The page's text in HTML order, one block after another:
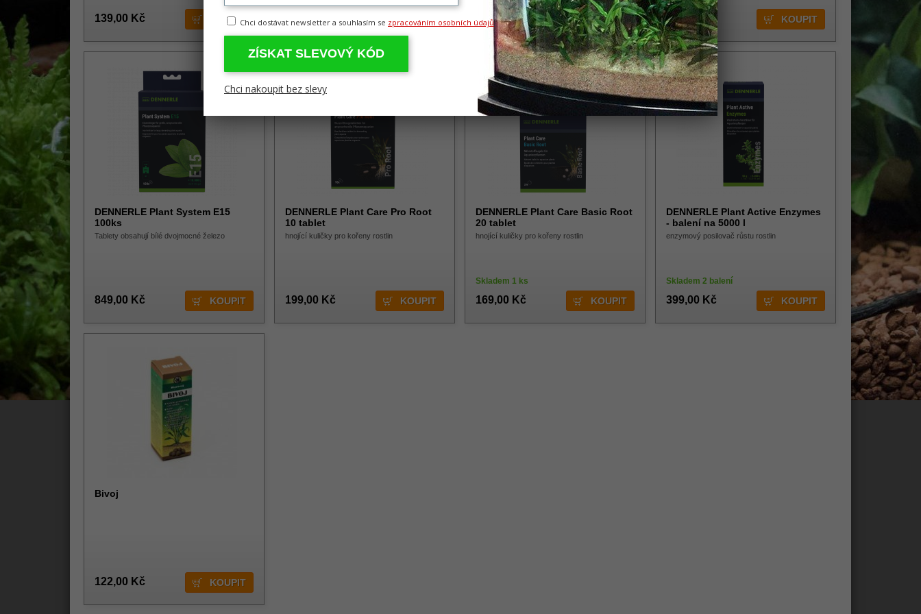
139,00 Kč 469,00 Kč 179,00 Kč 399,00 Kč
DENNERLE Plant System E15
100ks
Tablety obsahují bílé dvojmocné železo
849,00 Kč
DENNERLE Plant Care Pro Root
10 tablet
hnojící kuličky pro kořeny rostlin
199,00 Kč
DENNERLE Plant Care Basic Root
20 tablet
hnojící kuličky pro kořeny rostlin
Skladem 1 ks
169,00 Kč
DENNERLE Plant Active Enzymes
- balení na 5000 l
enzymový posilovač růstu rostlin
Skladem 2 balení
399,00 Kč
Bivoj
122,00 Kč
Chci dostávat newsletter a souhlasím se zpracováním osobních údajů
ZÍSKAT SLEVOVÝ KÓD
Chci nakoupit bez slevy